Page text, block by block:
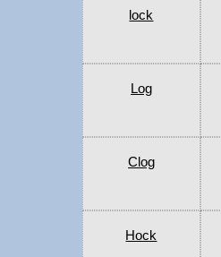
lock
Log
Clog
Hock